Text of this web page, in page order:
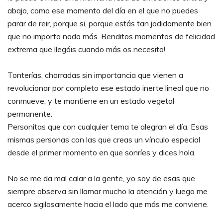
abajo, como ese momento del día en el que no puedes
parar de reir, porque si, porque estás tan jodidamente bien
que no importa nada más. Benditos momentos de felicidad
extrema que llegáis cuando más os necesito!
Tonterías, chorradas sin importancia que vienen a
revolucionar por completo ese estado inerte lineal que no
conmueve, y te mantiene en un estado vegetal
permanente.
Personitas que con cualquier tema te alegran el día. Esas
mismas personas con las que creas un vínculo especial
desde el primer momento en que sonríes y dices hola.
No se me da mal calar a la gente, yo soy de esas que
siempre observa sin llamar mucho la atención y luego me
acerco sigilosamente hacia el lado que más me conviene.